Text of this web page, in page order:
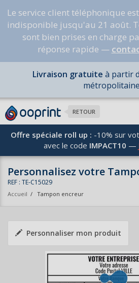
Le service client téléphonique
indisponible jusqu'au 21 août.
sont bien prises en charge
réponse rapide —
Livraison gratuite à partir
RETOUR
Offre spéciale roll up : -10% sur
avec le code IMPACT10 —
Personnalisez votre
REF : TE-C15029
Accueil / Tampon encreur
Personnaliser mon produit